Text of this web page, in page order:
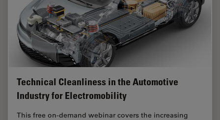
Technical Cleanliness in the Automotive
Industry for Electromobility
This free on-demand webinar covers the increasing